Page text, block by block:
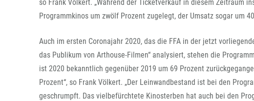
so Frank Völkert. „Während der Ticketverkauf in diesem Zeitraum
Programmkinos um zwölf Prozent zugelegt, der Umsatz sogar um
Auch im ersten Coronajahr 2020, das die FFA in der jetzt
das Publikum von Arthouse-Filmen“ analysiert, stehen die
ist 2020 bekanntlich gegenüber 2019 um 69 Prozent
Prozent“, so Frank Völkert. „Der Leinwandbestand ist bei den
geschrumpft. Das vielbefürchtete Kinosterben hat auch bei den